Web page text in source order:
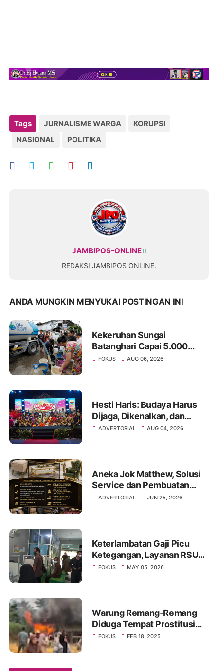
Tags JURNALISME WARGA
KORUPSI
NASIONAL
POLITIKA
JAMBIPOS-ONLINE
REDAKSI JAMBIPOS ONLINE.
ANDA MUNGKIN MENYUKAI POSTINGAN INI
Kekeruhan Sungai
Batanghari Capai 5.000
NTU, Distribusi Air PDAM
FOKUS AUG 06, 2026
Hesti Haris: Budaya Harus
Dijaga, Dikenalkan, dan
Diwariskan
ADVERTORIAL AUG 04, 2026
Aneka Jok Matthew, Solusi
Service dan Pembuatan
Sofa hingga Interior Mobil di
ADVERTORIAL JUN 25, 2026
Keterlambatan Gaji Picu
Ketegangan, Layanan RSUD
Kolonel Abundjani Bangko
FOKUS MAY 05, 2026
Warung Remang-Remang
Diduga Tempat Prostitusi
Dibongkar Paksa Oleh
FOKUS FEB 18, 2025